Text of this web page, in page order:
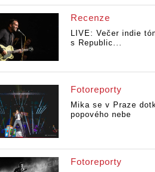
Recenze
LIVE: Večer indie
s Republic...
Fotoreporty
Mika se v Praze
popového nebe
Fotoreporty